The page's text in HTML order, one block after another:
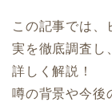
この記事では、
実を徹底調査し
詳しく解説！
噂の背景や今後